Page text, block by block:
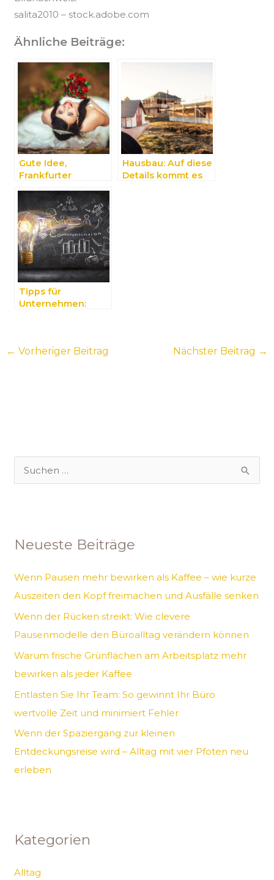
salita2010 – stock.adobe.com
Ähnliche Beiträge:
Gute Idee,
Frankfurter
ins kleinste Detail,
perfekt
abgestimmt!
Hausbau: Auf diese
Details kommt es
Tipps für
Unternehmen:
aufbereiten
← Vorheriger Beitrag Nächster Beitrag →
e
n
a
c
h
:
Neueste Beiträge
Wenn Pausen mehr bewirken als Kaffee – wie kurze
Auszeiten den Kopf freimachen und Ausfälle senken
Wenn der Rücken streikt: Wie clevere
Pausenmodelle den Büroalltag verändern können
Warum frische Grünflächen am Arbeitsplatz mehr
bewirken als jeder Kaffee
Entlasten Sie Ihr Team: So gewinnt Ihr Büro
wertvolle Zeit und minimiert Fehler
Wenn der Spaziergang zur kleinen
Entdeckungsreise wird – Alltag mit vier Pfoten neu
erleben
Kategorien
Alltag